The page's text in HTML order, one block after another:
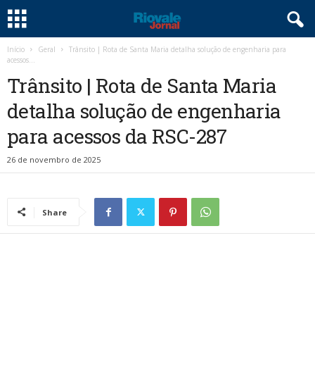
Início Geral
Trânsito | Rota de Santa Maria detalha solução de engenharia para
acessos...
Trânsito | Rota de Santa Maria
detalha solução de engenharia
para acessos da RSC-287
26 de novembro de 2025
Share